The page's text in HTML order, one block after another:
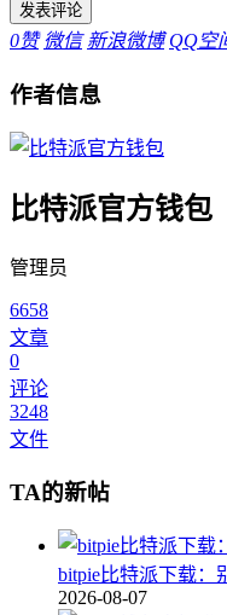
0赞 微信 新浪微博 QQ空
作者信息
比特派官方钱包
管理员
6658
文章
0
评论
3248
文件
TA的新帖
bitpie比特派下载：
2026-08-07